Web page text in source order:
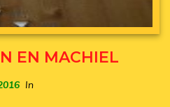
EN MACHIEL
In